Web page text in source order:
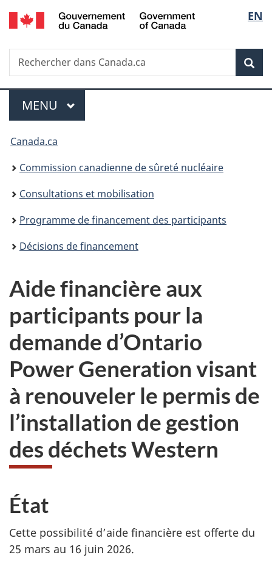
Passer
au
principal
de
la
EN
Recherche
Rechercher
dans
Menu
MENU PRINCIPAL
Vous
êtes
ici
Canada.ca
Commission canadienne de sûreté nucléaire
Consultations et mobilisation
Programme de financement des participants
Décisions de financement
Aide financière aux
participants pour la
demande d’Ontario
Power Generation visant
à renouveler le permis de
l’installation de gestion
des déchets Western
État
Cette possibilité d’aide financière est offerte du
25 mars au 16 juin 2026.